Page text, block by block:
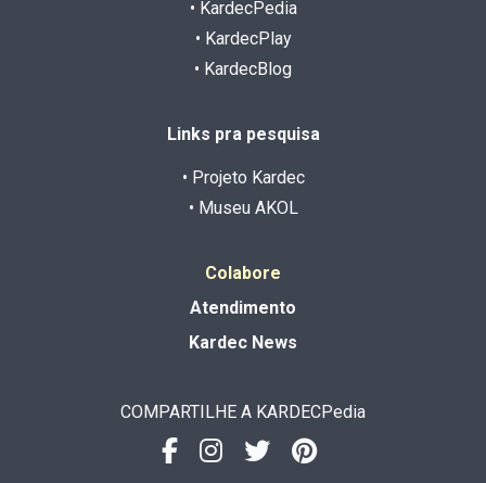
• KardecPedia
• KardecPlay
• KardecBlog
Links pra pesquisa
• Projeto Kardec
• Museu AKOL
Colabore
Atendimento
Kardec News
COMPARTILHE A KARDECPedia